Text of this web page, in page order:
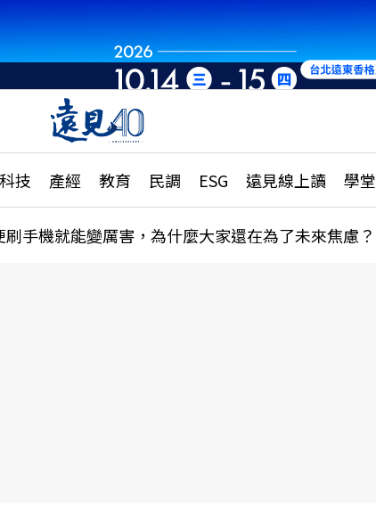
科技 產經 教育 民調 ESG 遠見線上讀 學堂
特輯
大學升學、職涯攻略
縣市施政調查全解析
更多訂閱方案
刷手機就能變厲害，為什麼大家還在為了未來焦慮？